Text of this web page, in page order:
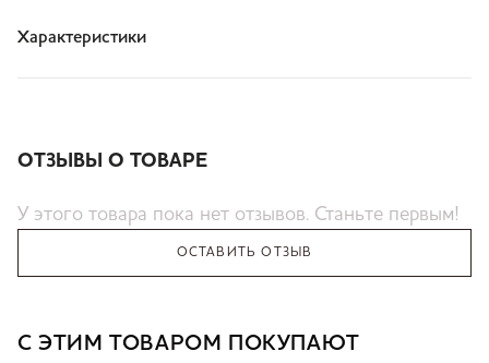
Характеристики
ОТЗЫВЫ О ТОВАРЕ
У этого товара пока нет отзывов. Станьте первым!
ОСТАВИТЬ ОТЗЫВ
С ЭТИМ ТОВАРОМ ПОКУПАЮТ